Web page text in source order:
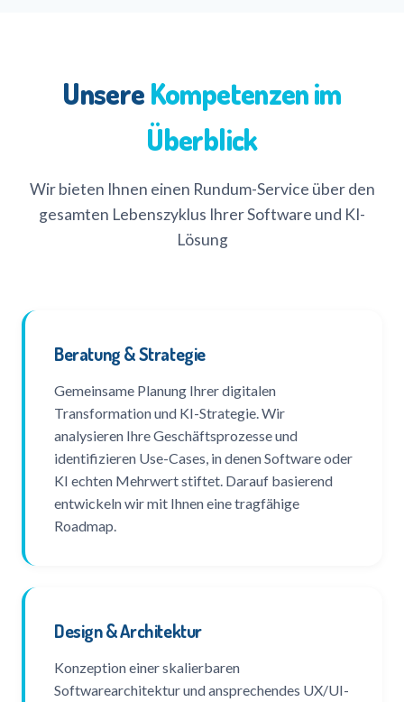
UnsereKompetenzen im
Überblick
Wir bieten Ihnen einen Rundum-Service über den
gesamten Lebenszyklus Ihrer Software und KI-
Lösung
Beratung & Strategie
Gemeinsame Planung Ihrer digitalen
Transformation und KI-Strategie. Wir
analysieren Ihre Geschäftsprozesse und
identifizieren Use-Cases, in denen Software oder
KI echten Mehrwert stiftet. Darauf basierend
entwickeln wir mit Ihnen eine tragfähige
Roadmap.
Design & Architektur
Konzeption einer skalierbaren
Softwarearchitektur und ansprechendes UX/UI-